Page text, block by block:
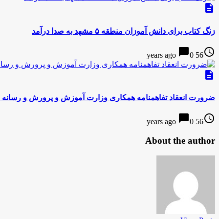
description
زنگ کتاب برای دانش آموزان منطقه ۵ مشهد به صدا درآمد
access_time
56 years ago
chat_bubble0
description
ضرورت انعقاد تفاهمنامه همکاری وزارت آموزش و پرورش و
access_time
56 years ago
chat_bubble0
About the author